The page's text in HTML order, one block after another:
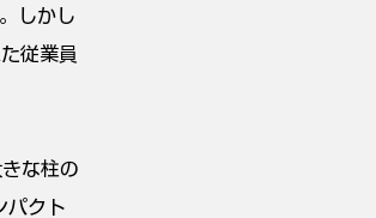
しかし
従業員
な柱の
パクト